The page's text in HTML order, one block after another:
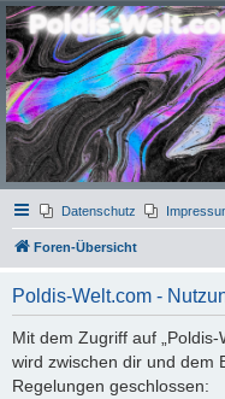
Poldis-Welt.com
Das Forum für Jeans, Sportswear,
Datenschutz
Foren-Übersicht
Poldis-Welt.com -
Mit dem Zugriff auf „Poldis-
wird zwischen dir und dem
Regelungen geschlossen: